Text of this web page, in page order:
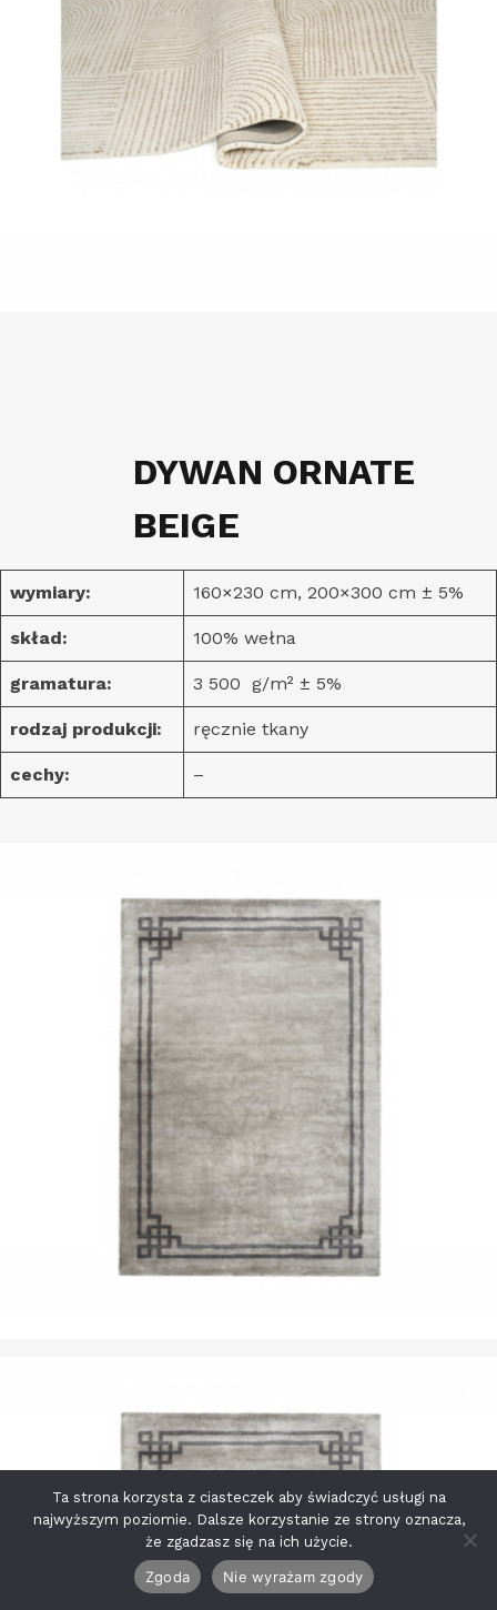
DYWAN ORNATE
BEIGE
wymiary: 160×230 cm, 200×300 cm ± 5%
skład: 100% wełna
gramatura: 3 500 g/m² ± 5%
rodzaj produkcji: ręcznie tkany
cechy: –
Ta strona korzysta z ciasteczek aby świadczyć usługi na
najwyższym poziomie. Dalsze korzystanie ze strony oznacza,
że zgadzasz się na ich użycie.
Zgoda Nie wyrażam zgody